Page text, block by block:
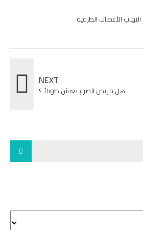
الأعصاب الطرفية
NEXT
هل مريض الصرع يعيش طويلاً ؟